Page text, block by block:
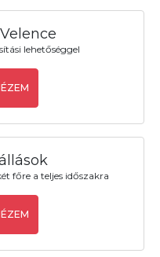
lehetőséggel
főre a teljes időszakra